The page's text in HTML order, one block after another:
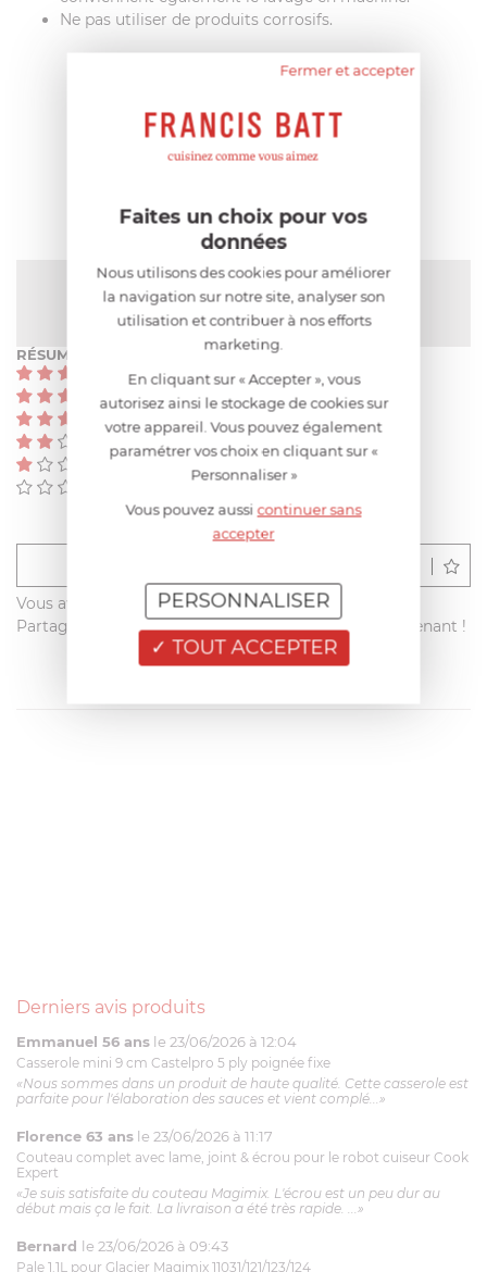
Ne pas utiliser de produits corrosifs.
AIDE AU CHOIX
NOTE MOYENNE
Pas encore de note
RÉSUMÉ
(0)
(0)
(0)
Vous avez acheté ce produit sur francisbatt.com ?
Partagez votre avis avec les autres clients dès maintenant !
Derniers avis produits
Emmanuel 56 ans le 23/06/2026 à 12:04
Casserole mini 9 cm Castelpro 5 ply poignée fixe
«Nous sommes dans un produit de haute qualité. Cette casserole est
parfaite pour l'élaboration des sauces et vient complé...»
Florence 63 ans le 23/06/2026 à 11:17
Couteau complet avec lame, joint & écrou pour le robot cuiseur Cook
Expert
«Je suis satisfaite du couteau Magimix. L'écrou est un peu dur au
début mais ça le fait. La livraison a été très rapide. ...»
Bernard le 23/06/2026 à 09:43
Pale 1.1L pour Glacier Magimix 11031/121/123/124
Fermer et accepter
Faites un choix pour vos
données
Nous utilisons des cookies pour améliorer
la navigation sur notre site, analyser son
utilisation et contribuer à nos efforts
marketing.
En cliquant sur « Accepter », vous
autorisez ainsi le stockage de cookies sur
votre appareil. Vous pouvez également
paramétrer vos choix en cliquant sur «
Personnaliser »
Vous pouvez aussicontinuer sans
accepter
TOUT ACCEPTER
PERSONNALISER